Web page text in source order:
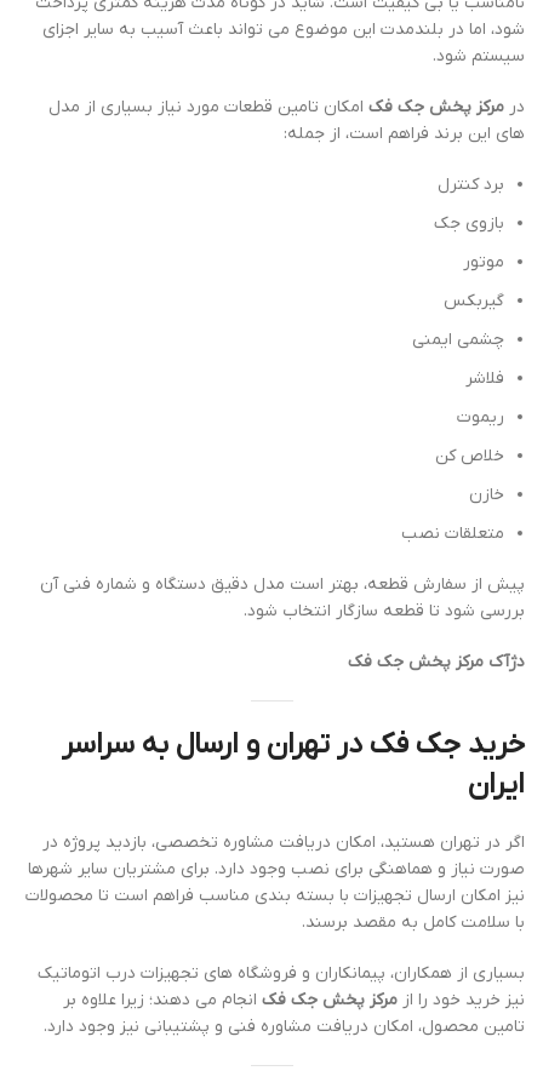
شود، اما در بلندمدت این موضوع می تواند باعث آسیب به سایر اجزای
سیستم شود.
در مرکز پخش جک فک امکان تامین قطعات مورد نیاز بسیاری از مدل
های این برند فراهم است، از جمله:
برد کنترل
بازوی جک
موتور
گیربکس
چشمی ایمنی
فلاشر
ریموت
خلاص کن
خازن
متعلقات نصب
پیش از سفارش قطعه، بهتر است مدل دقیق دستگاه و شماره فنی آن
بررسی شود تا قطعه سازگار انتخاب شود.
دژآک مرکز پخش جک فک
خرید جک فک در تهران و ارسال به سراسر
ایران
اگر در تهران هستید، امکان دریافت مشاوره تخصصی، بازدید پروژه در
صورت نیاز و هماهنگی برای نصب وجود دارد. برای مشتریان سایر شهرها
نیز امکان ارسال تجهیزات با بسته بندی مناسب فراهم است تا محصولات
با سلامت کامل به مقصد برسند.
بسیاری از همکاران، پیمانکاران و فروشگاه های تجهیزات درب اتوماتیک
نیز خرید خود را از مرکز پخش جک فک انجام می دهند؛ زیرا علاوه بر
تامین محصول، امکان دریافت مشاوره فنی و پشتیبانی نیز وجود دارد.